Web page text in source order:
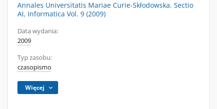
Annales Universitatis Mariae Curie-Skłodowska. Sectio
AI, Informatica Vol. 9 (2009)
Data wydania:
2009
Typ zasobu:
czasopismo
Więcej